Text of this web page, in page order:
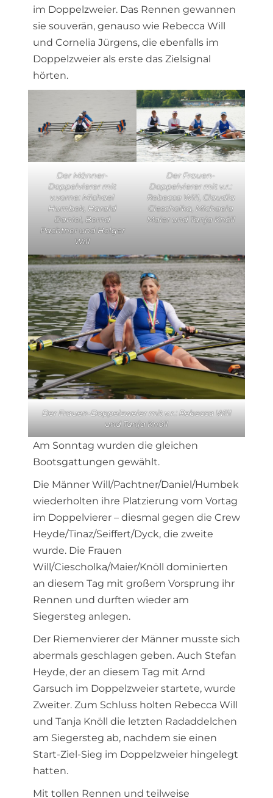
im Doppelzweier. Das Rennen gewannen
sie souverän, genauso wie Rebecca Will
und Cornelia Jürgens, die ebenfalls im
Doppelzweier als erste das Zielsignal
hörten.
Der Männer-
Doppelvierer mit
v.vorne: Michael
Humbek, Harald
Daniel, Bernd
Pachtner und Holger
Will
Der Frauen-
Doppelvierer mit v.r.:
Rebecca Will, Claudia
Ciescholka, Michaela
Maier und Tanja Knöll
Der Frauen-Doppelzweier mit v.r.: Rebecca Will
und Tanja Knöll
Am Sonntag wurden die gleichen
Bootsgattungen gewählt.
Die Männer Will/Pachtner/Daniel/Humbek
wiederholten ihre Platzierung vom Vortag
im Doppelvierer – diesmal gegen die Crew
Heyde/Tinaz/Seiffert/Dyck, die zweite
wurde. Die Frauen
Will/Ciescholka/Maier/Knöll dominierten
an diesem Tag mit großem Vorsprung ihr
Rennen und durften wieder am
Siegersteg anlegen.
Der Riemenvierer der Männer musste sich
abermals geschlagen geben. Auch Stefan
Heyde, der an diesem Tag mit Arnd
Garsuch im Doppelzweier startete, wurde
Zweiter. Zum Schluss holten Rebecca Will
und Tanja Knöll die letzten Radaddelchen
am Siegersteg ab, nachdem sie einen
Start-Ziel-Sieg im Doppelzweier hingelegt
hatten.
Mit tollen Rennen und teilweise